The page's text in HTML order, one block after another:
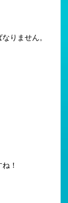
りません。
！